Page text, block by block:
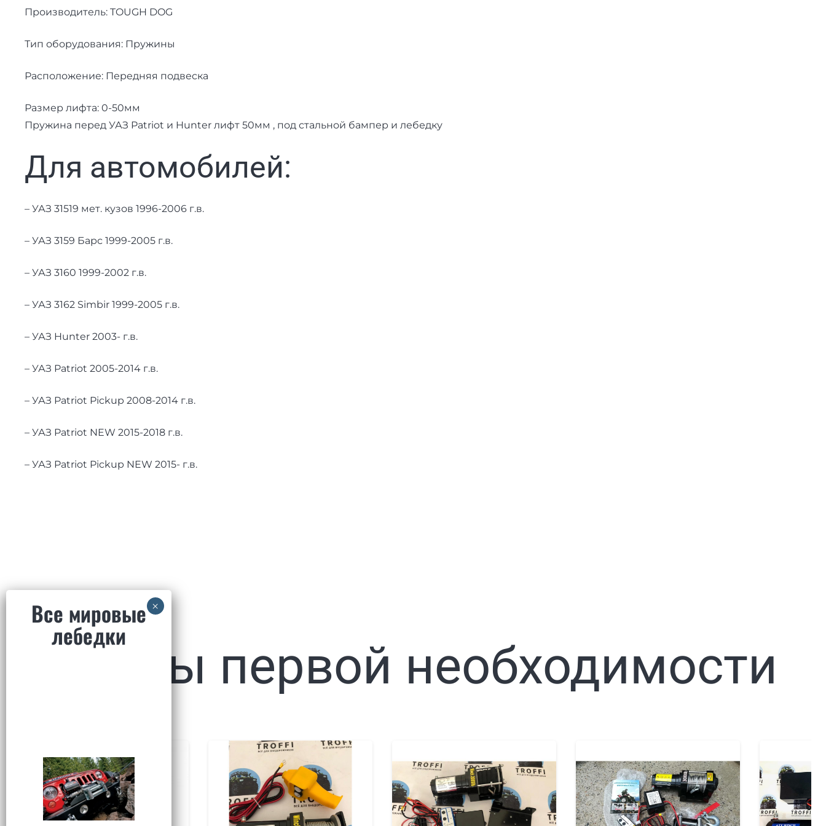
Производитель: TOUGH DOG
Тип оборудования: Пружины
Расположение: Передняя подвеска
Размер лифта: 0-50мм
Пружина перед УАЗ Patriot и Hunter лифт 50мм , под стальной бампер и лебедку
Для автомобилей:
– УАЗ 31519 мет. кузов 1996-2006 г.в.
– УАЗ 3159 Барс 1999-2005 г.в.
– УАЗ 3160 1999-2002 г.в.
– УАЗ 3162 Simbir 1999-2005 г.в.
– УАЗ Hunter 2003- г.в.
– УАЗ Patriot 2005-2014 г.в.
– УАЗ Patriot Pickup 2008-2014 г.в.
– УАЗ Patriot NEW 2015-2018 г.в.
– УАЗ Patriot Pickup NEW 2015- г.в.
Товары первой необходимости